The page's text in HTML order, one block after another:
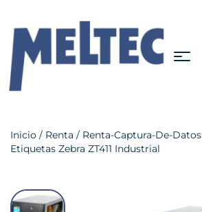
Inicio / Renta / Renta-Captura-De-Datos
Etiquetas Zebra ZT411 Industrial